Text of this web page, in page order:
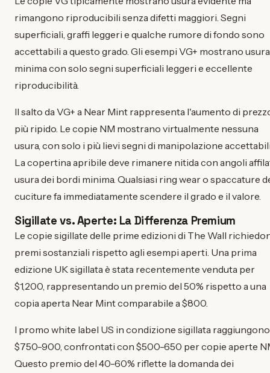
rimangono riproducibili senza difetti maggiori. Segni
superficiali, graffi leggeri e qualche rumore di fondo sono
accettabili a questo grado. Gli esempi VG+ mostrano usura
minima con solo segni superficiali leggeri e eccellente
riproducibilità.
Il salto da VG+ a Near Mint rappresenta l'aumento di
più ripido. Le copie NM mostrano virtualmente nessuna
usura, con solo i più lievi segni di manipolazione
La copertina apribile deve rimanere nitida con angoli
usura dei bordi minima. Qualsiasi ring wear o spaccature
cuciture fa immediatamente scendere il grado e il valore.
Sigillate vs. Aperte: La Differenza Premium
Le copie sigillate delle prime edizioni di The Wall
premi sostanziali rispetto agli esempi aperti. Una prima
edizione UK sigillata è stata recentemente venduta per
$1,200, rappresentando un premio del 50% rispetto a una
copia aperta Near Mint comparabile a $800.
I promo white label US in condizione sigillata raggiungono
$750-900, confrontati con $500-650 per copie aperte
Questo premio del 40-60% riflette la domanda dei